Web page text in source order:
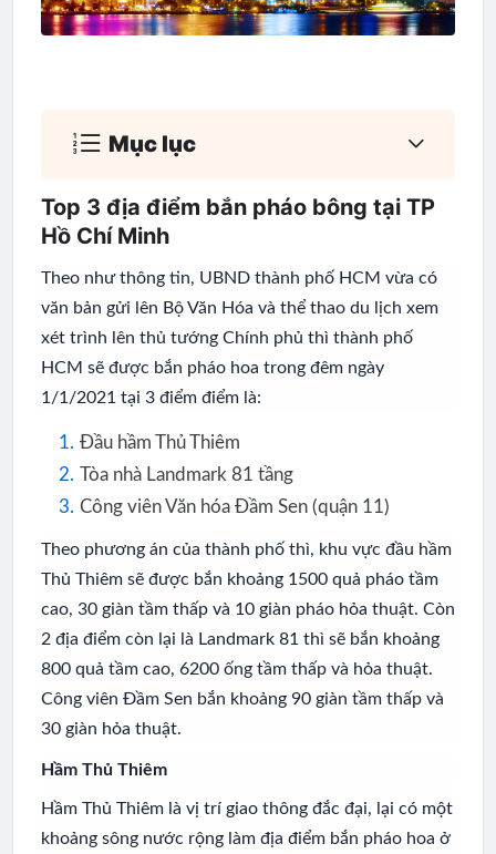
Mục lục
Top 3 địa điểm bắn pháo bông tại TP
Hồ Chí Minh
Theo như thông tin, UBND thành phố HCM vừa có
văn bản gửi lên Bộ Văn Hóa và thể thao du lịch xem
xét trình lên thủ tướng Chính phủ thì thành phố
HCM sẽ được bắn pháo hoa trong đêm ngày
1/1/2021 tại 3 điểm điểm là:
Đầu hầm Thủ Thiêm
Tòa nhà Landmark 81 tầng
Công viên Văn hóa Đầm Sen (quận 11)
Theo phương án của thành phố thì, khu vực đầu hầm
Thủ Thiêm sẽ được bắn khoảng 1500 quả pháo tầm
cao, 30 giàn tầm thấp và 10 giàn pháo hỏa thuật. Còn
2 địa điểm còn lại là Landmark 81 thì sẽ bắn khoảng
800 quả tầm cao, 6200 ống tầm thấp và hỏa thuật.
Công viên Đầm Sen bắn khoảng 90 giàn tầm thấp và
30 giàn hỏa thuật.
Hầm Thủ Thiêm
Hầm Thủ Thiêm là vị trí giao thông đắc đại, lại có một
khoảng sông nước rộng làm địa điểm bắn pháo hoa ở